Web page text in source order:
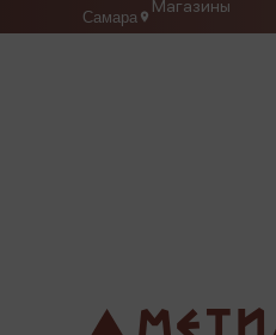
Самара
Магазины